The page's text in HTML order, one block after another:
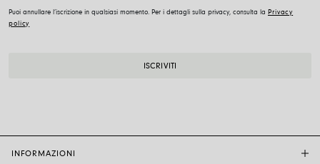
Puoi annullare l’iscrizione in qualsiasi momento. Per i dettagli sulla privacy, consulta la Privacy
policy
INFORMAZIONI